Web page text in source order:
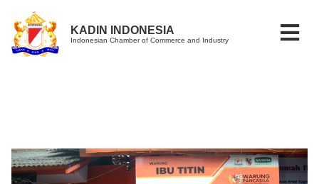
KADIN INDONESIA
Indonesian Chamber of Commerce and Industry